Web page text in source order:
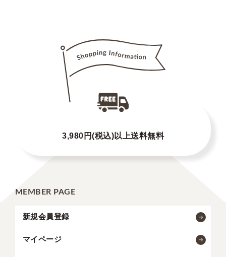
3,980円(税込)以上送料無料
MEMBER PAGE
新規会員登録
マイページ